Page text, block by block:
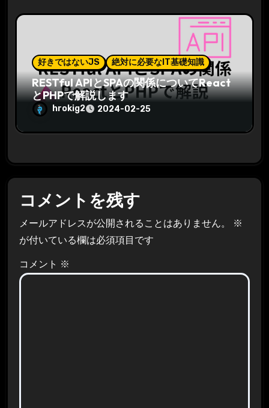
好きではないJS 絶対に必要なIT基礎知識
RESTful APIとSPAの関係についてReact
とPHPで解説します
hrokig2 2024-02-25
コメントを残す
メールアドレスが公開されることはありません。
※
が付いている欄は必須項目です
コメント ※